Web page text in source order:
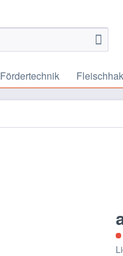
Fördertechnik